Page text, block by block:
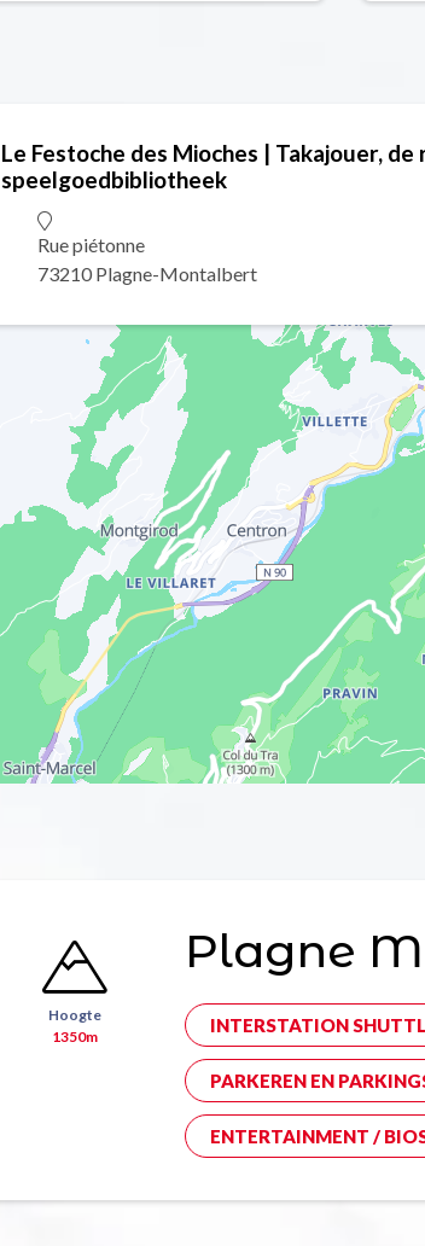
Le Festoche des Mioches | Takajouer, de
speelgoedbibliotheek
Rue piétonne
73210 Plagne-Montalbert
Hoogte
1350m
Plagne
INTERSTATION
PARKEREN EN
ENTERTAINMENT /